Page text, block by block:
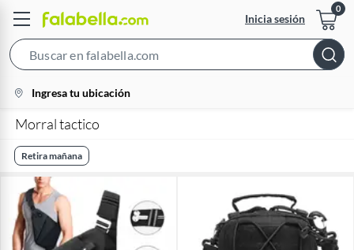
Inicia sesión
Bar
location-
icon
Ingresa tu ubicación
Morral tactico
Retira mañana